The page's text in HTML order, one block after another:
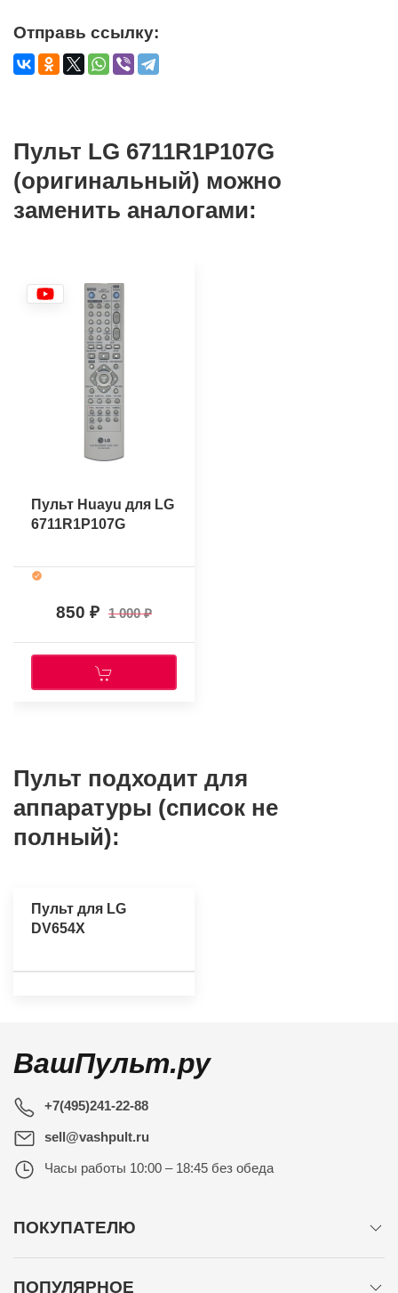
Отправь ссылку:
Пульт LG 6711R1P107G
(оригинальный) можно
заменить аналогами:
Пульт Huayu для LG
6711R1P107G
850 1 000
Пульт подходит для
аппаратуры (список не
полный):
Пульт для LG
DV654X
ВашПульт.ру
+7(495)241-22-88
sell@vashpult.ru
Часы работы 10:00 – 18:45 без обеда
ПОКУПАТЕЛЮ
ПОПУЛЯРНОЕ